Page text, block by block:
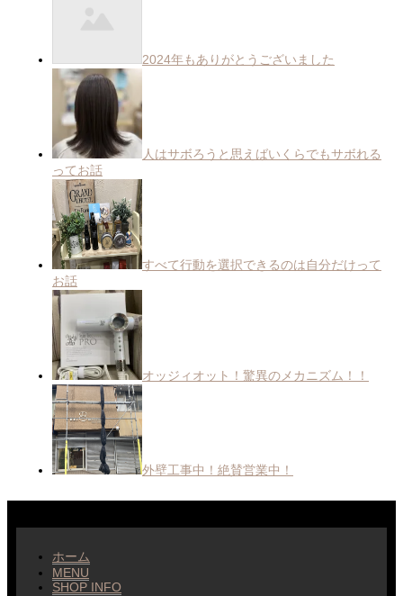
2024年もありがとうございました
人はサボろうと思えばいくらでもサボれる
ってお話
すべて行動を選択できるのは自分だけって
お話
オッジィオット！驚異のメカニズム！！
外壁工事中！絶賛営業中！
ホーム
MENU
SHOP INFO